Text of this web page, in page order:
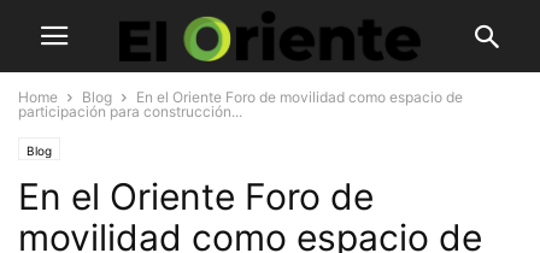
Home Blog
En el Oriente Foro de movilidad como espacio de
participación para construcción...
Blog
En el Oriente Foro de
movilidad como espacio de